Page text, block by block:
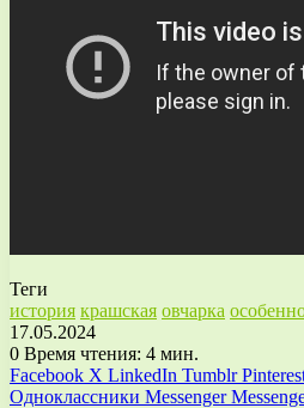
Теги
история крашская овчарка
17.05.2024
0 Время чтения: 4 мин.
Facebook X LinkedIn Tumblr
Одноклассники Messenger